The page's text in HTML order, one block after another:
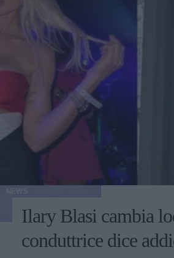
Ilary Blasi cambia
conduttrice dice